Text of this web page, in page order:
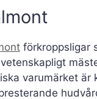
förkroppsligar
varumärket är